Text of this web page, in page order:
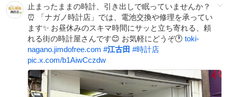
止まったままの時計、引き出しで眠っていませんか？
⏰ 「ナガノ時計店」では、電池交換や修理を承ってい
ます✨ お昼休みのスキマ時間にサッと立ち寄れる、頼
れる街の時計屋さんです😊 お気軽にどうぞ🕐 toki-
nagano.jimdofree.com #江古田 #時計店
pic.x.com/b1AiwCczdw